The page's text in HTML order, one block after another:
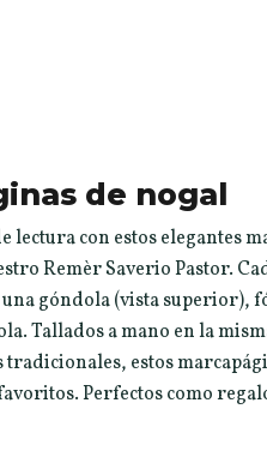
de nogal
lectura con estos elegantes
Remèr Saverio Pastor.
góndola (vista superior),
Tallados a mano en la
tradicionales, estos
Perfectos como